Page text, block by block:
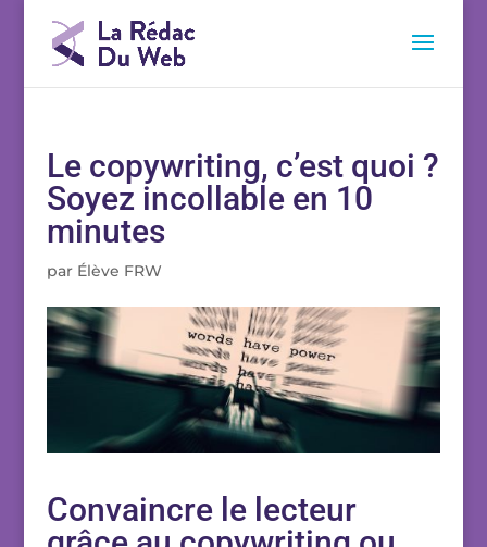
Le copywriting, c’est quoi ?
Soyez incollable en 10
minutes
par Élève FRW
Convaincre le lecteur